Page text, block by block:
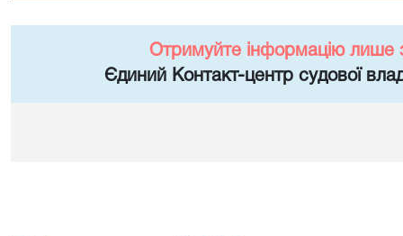
Отримуйте інформацію лише
Єдиний Контакт-центр судової